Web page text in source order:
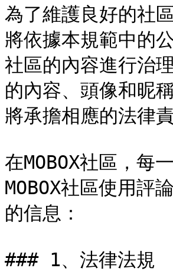
為了維護良好的社
將依據本規範中的
社區的內容進行治
的內容、頭像和昵
將承擔相應的法律責
在MOBOX社區，每
MOBOX社區使用
的信息：
### 1、法律法規